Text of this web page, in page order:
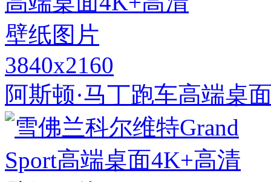
3840x2160
阿斯顿·马丁跑车高端桌